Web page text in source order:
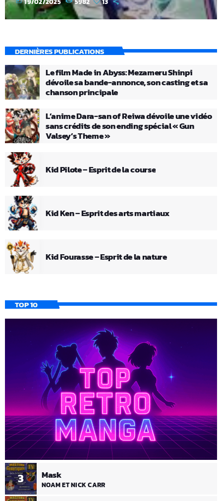
DERNIÈRES PUBLICATIONS
Le film Made in Abyss: Mezameru Shinpi
dévoile sa bande-annonce, son casting et sa
chanson principale
L’anime Dara-san of Reiwa dévoile une vidéo
sans crédits de son ending spécial « Gun
Valsey’s Theme »
Kid Pilote – Esprit de la course
Kid Ken – Esprit des arts martiaux
Kid Fourasse – Esprit de la nature
TOP 10
3 Mask
NOAM ET NICK CARR